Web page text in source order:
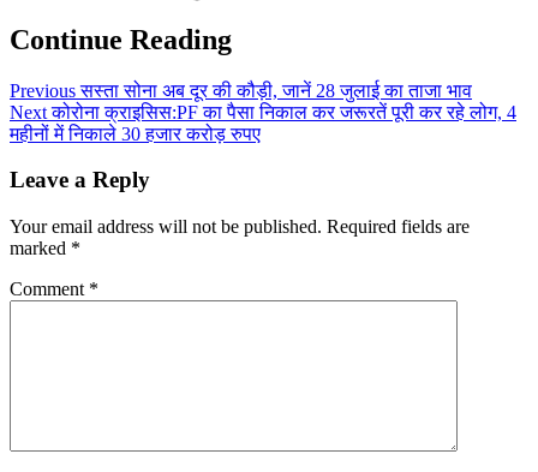
Continue Reading
Previousसस्ता सोना अब दूर की कौड़ी, जानें 28 जुलाई का ताजा भाव
Nextकोरोना क्राइसिस:PF का पैसा निकाल कर जरूरतें पूरी कर रहे लोग, 4
महीनों में निकाले 30 हजार करोड़ रुपए
Leave a Reply
Your email address will not be published. Required fields are
marked *
Comment *